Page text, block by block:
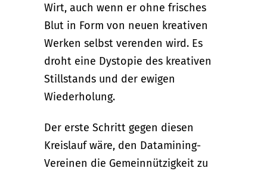
Wirt, auch wenn er ohne frisches
Blut in Form von neuen kreativen
Werken selbst verenden wird. Es
droht eine Dystopie des kreativen
Stillstands und der ewigen
Wiederholung.
Der erste Schritt gegen diesen
Kreislauf wäre, den Datamining-
Vereinen die Gemeinnützigkeit zu